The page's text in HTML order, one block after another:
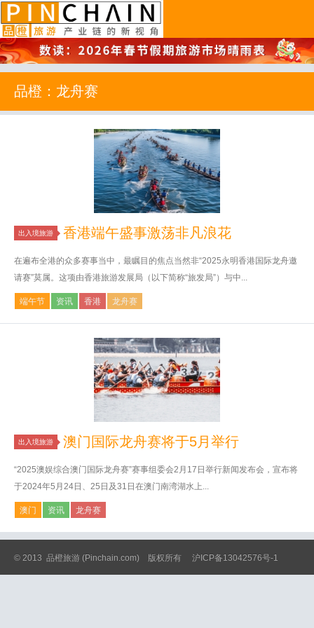
品橙旅游
品橙：龙舟赛
出入境旅游 香港端午盛事激荡非凡浪花
在遍布全港的众多赛事当中，最瞩目的焦点当然非“2025永明香港国际龙舟邀
请赛”莫属。这项由香港旅游发展局（以下简称“旅发局”）与中...
端午节 资讯 香港 龙舟赛
出入境旅游 澳门国际龙舟赛将于5月举行
“2025澳娱综合澳门国际龙舟赛”赛事组委会2月17日举行新闻发布会，宣布将
于2024年5月24日、25日及31日在澳门南湾湖水上...
澳门 资讯 龙舟赛
© 2013 品橙旅游 (Pinchain.com) 版权所有 沪ICP备13042576号-1